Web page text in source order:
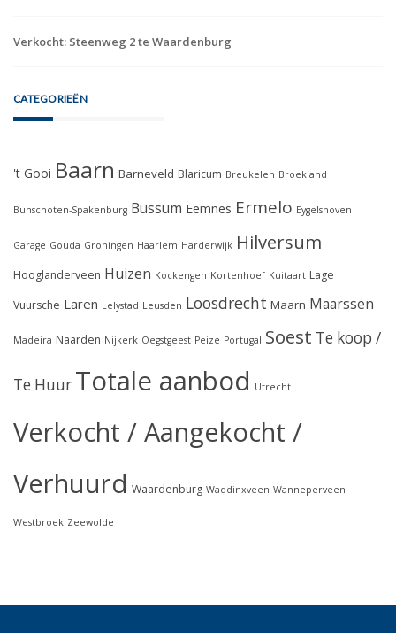
Verkocht: Steenweg 2 te Waardenburg
CATEGORIEËN
't Gooi Baarn Barneveld Blaricum Breukelen Broekland
Bunschoten-Spakenburg Bussum Eemnes Ermelo Eygelshoven
Garage Gouda Groningen Haarlem Harderwijk Hilversum
Hooglanderveen Huizen Kockengen Kortenhoef Kuitaart Lage
Vuursche Laren Lelystad Leusden Loosdrecht Maarn Maarssen
Madeira Naarden Nijkerk Oegstgeest Peize Portugal Soest Te koop /
Te Huur Totale aanbod Utrecht
Verkocht / Aangekocht /
Verhuurd Waardenburg Waddinxveen Wanneperveen
Westbroek Zeewolde